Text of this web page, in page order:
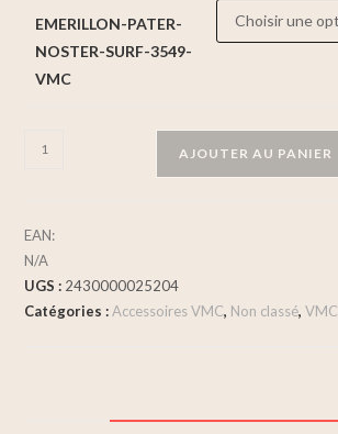
EMERILLON-PATER-
NOSTER-SURF-3549-
VMC
AJOUTER AU PANIER
EAN:
N/A
UGS : 2430000025204
Catégories :Accessoires VMC, Non classé,VMC